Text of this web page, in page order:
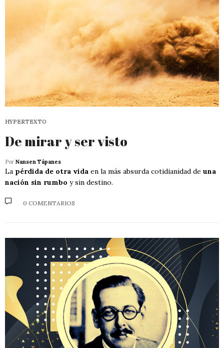
HYPERTEXTO
De mirar y ser visto
Por Nansen Tápanes
La pérdida de otra vida en la más absurda cotidianidad de una
nación sin rumbo y sin destino.
0 COMENTARIOS